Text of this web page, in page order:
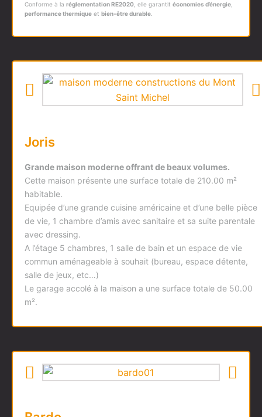
Conforme à la réglementation RE2020 , elle garantit économies d’énergie
performance thermique et bien-être durable
Joris
Grande maison moderne offrant de beaux volumes.
Cette maison présente une surface totale de 210.00 m²
habitable.
Equipée d’une grande cuisine américaine et d’une belle pièce
de vie, 1 chambre d’amis avec sanitaire et sa suite parentale
avec dressing.
A l’étage 5 chambres, 1 salle de bain et un espace de vie
commun aménageable à souhait (bureau, espace détente,
salle de jeux, etc…)
Le garage accolé à la maison a une surface totale de 50.00
m².